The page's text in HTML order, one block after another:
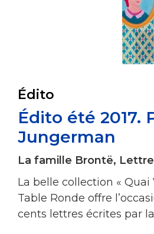
Édito
Édito été 2017.
Jungerman
La famille Brontë,
La belle collection «
Table Ronde offre
cents lettres écrites par